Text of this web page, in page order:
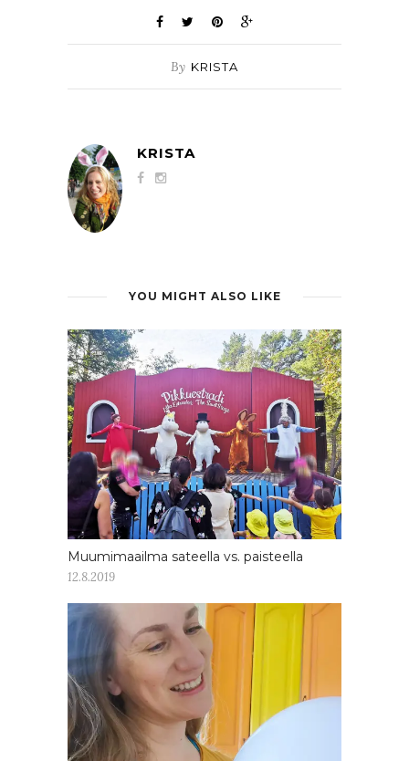
By KRISTA
KRISTA
YOU MIGHT ALSO LIKE
Muumimaailma sateella vs. paisteella
12.8.2019